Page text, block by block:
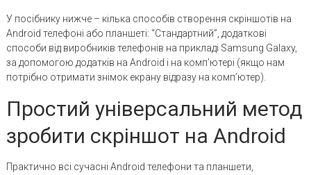
У посібнику нижче – кілька способів створення скріншотів на
Android телефоні або планшеті: “Стандартний”, додаткові
способи від виробників телефонів на прикладі Samsung Galaxy,
за допомогою додатків на Android і на комп’ютері (якщо нам
потрібно отримати знімок екрану відразу на комп’ютер).
Простий універсальний метод
зробити скріншот на Android
Практично всі сучасні Android телефони та планшети,